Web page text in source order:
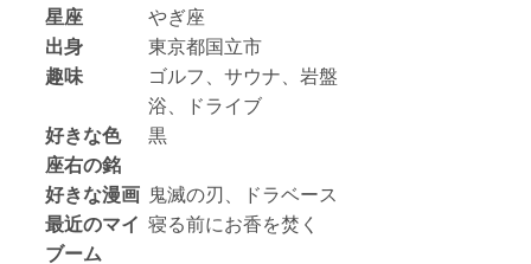
星座
やぎ座
出身
東京都国立市
趣味
ゴルフ、サウナ、岩盤
浴、ドライブ
好きな色
黒
座右の銘
好きな漫画 鬼滅の刃、ドラベース
最近のマイ
ブーム
寝る前にお香を焚く